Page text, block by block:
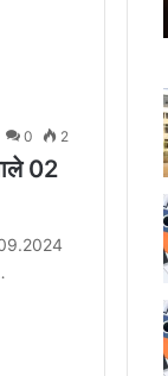
0 2
02